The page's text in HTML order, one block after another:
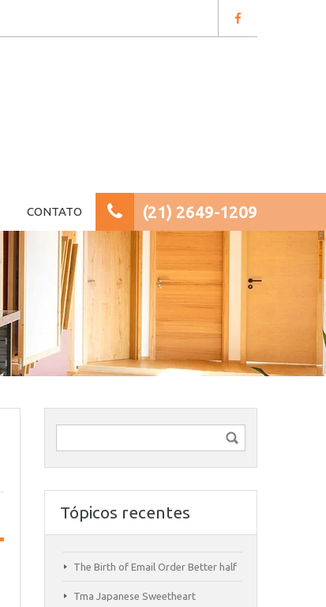
(21) 2649-1209
CONTATO
Tópicos recentes
The Birth of Email Order Better half
Tma Japanese Sweetheart